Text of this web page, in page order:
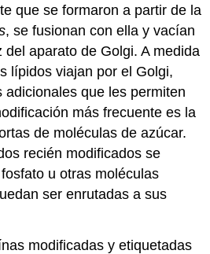
que se formaron a partir de la
, se fusionan con ella y vacían
aparato de Golgi. A medida
lípidos viajan por el Golgi,
adicionales que les permiten
más frecuente es la
de moléculas de azúcar.
recién modificados se
u otras moléculas
ser enrutadas a sus
modificadas y etiquetadas